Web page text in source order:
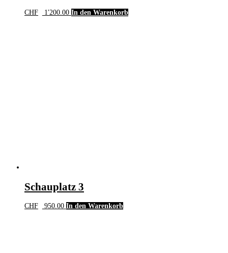
CHF 1'200.00 In den Warenkorb
Schauplatz 3
CHF 950.00 In den Warenkorb